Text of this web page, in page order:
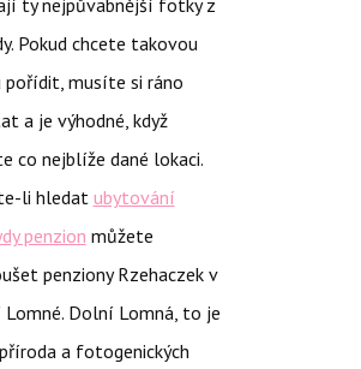
ty nejpůvabnější fotky z
Pokud chcete takovou
musíte si ráno
a je výhodné, když
co nejblíže dané lokaci.
li hledat ubytování
penzion můžete
penziony Rzehaczek v
Dolní Lomná, to je
a fotogenických